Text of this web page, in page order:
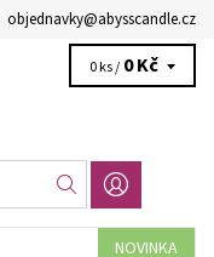
objednavky@abysscandle.cz
0 ks / 0 Kč
NOVINKA